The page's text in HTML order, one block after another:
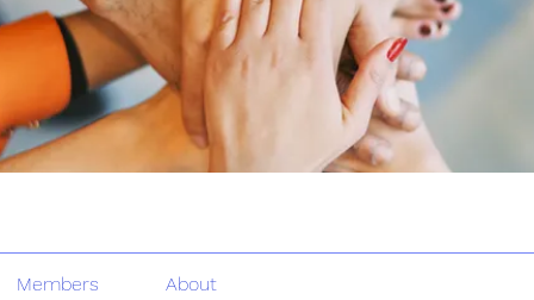
Members About